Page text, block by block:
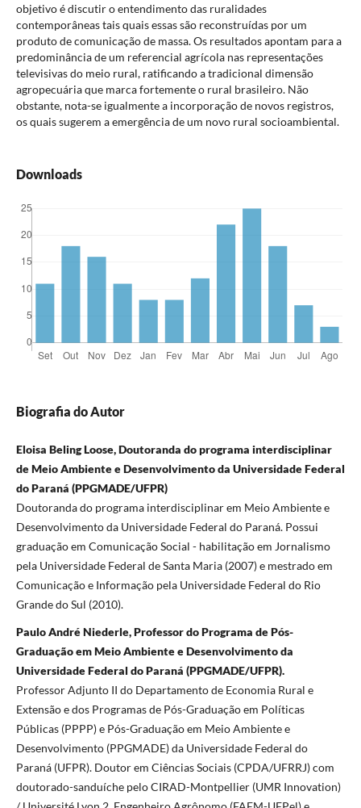
objetivo é discutir o entendimento das ruralidades
contemporâneas tais quais essas são reconstruídas por um
produto de comunicação de massa. Os resultados apontam para a
predominância de um referencial agrícola nas representações
televisivas do meio rural, ratificando a tradicional dimensão
agropecuária que marca fortemente o rural brasileiro. Não
obstante, nota-se igualmente a incorporação de novos registros,
os quais sugerem a emergência de um novo rural socioambiental.
Downloads
Biografia do Autor
Eloisa Beling Loose, Doutoranda do programa interdisciplinar
de Meio Ambiente e Desenvolvimento da Universidade Federal
do Paraná (PPGMADE/UFPR)
Doutoranda do programa interdisciplinar em Meio Ambiente e
Desenvolvimento da Universidade Federal do Paraná. Possui
graduação em Comunicação Social - habilitação em Jornalismo
pela Universidade Federal de Santa Maria (2007) e mestrado em
Comunicação e Informação pela Universidade Federal do Rio
Grande do Sul (2010).
Paulo André Niederle, Professor do Programa de Pós-
Graduação em Meio Ambiente e Desenvolvimento da
Universidade Federal do Paraná (PPGMADE/UFPR).
Professor Adjunto II do Departamento de Economia Rural e
Extensão e dos Programas de Pós-Graduação em Políticas
Públicas (PPPP) e Pós-Graduação em Meio Ambiente e
Desenvolvimento (PPGMADE) da Universidade Federal do
Paraná (UFPR). Doutor em Ciências Sociais (CPDA/UFRRJ) com
doutorado-sanduíche pelo CIRAD-Montpellier (UMR Innovation)